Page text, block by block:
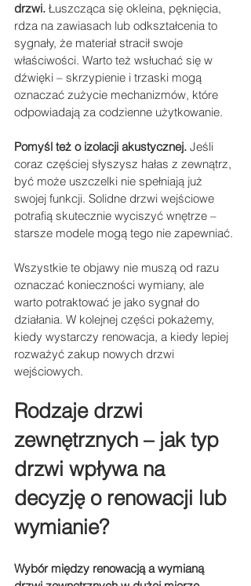
drzwi. Łuszcząca się okleina, pęknięcia,
rdza na zawiasach lub odkształcenia to
sygnały, że materiał stracił swoje
właściwości. Warto też wsłuchać się w
dźwięki – skrzypienie i trzaski mogą
oznaczać zużycie mechanizmów, które
odpowiadają za codzienne użytkowanie.
Pomyśl też o izolacji akustycznej. Jeśli
coraz częściej słyszysz hałas z zewnątrz,
być może uszczelki nie spełniają już
swojej funkcji. Solidne drzwi wejściowe
potrafią skutecznie wyciszyć wnętrze –
starsze modele mogą tego nie zapewniać.
Wszystkie te objawy nie muszą od razu
oznaczać konieczności wymiany, ale
warto potraktować je jako sygnał do
działania. W kolejnej części pokażemy,
kiedy wystarczy renowacja, a kiedy lepiej
rozważyć zakup nowych drzwi
wejściowych.
Rodzaje drzwi
zewnętrznych – jak typ
drzwi wpływa na
decyzję o renowacji lub
wymianie?
Wybór między renowacją a wymianą